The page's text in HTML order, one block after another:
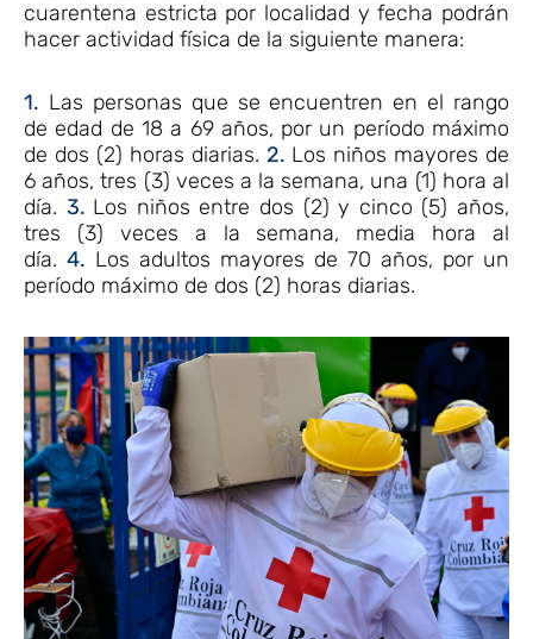
cuarentena estricta por localidad y fecha podrán
hacer actividad física de la siguiente manera:
1. Las personas que se encuentren en el rango
de edad de 18 a 69 años, por un período máximo
de dos (2) horas diarias. 2. Los niños mayores de
6 años, tres (3) veces a la semana, una (1) hora al
día. 3. Los niños entre dos (2) y cinco (5) años,
tres (3) veces a la semana, media hora al
día. 4. Los adultos mayores de 70 años, por un
período máximo de dos (2) horas diarias.